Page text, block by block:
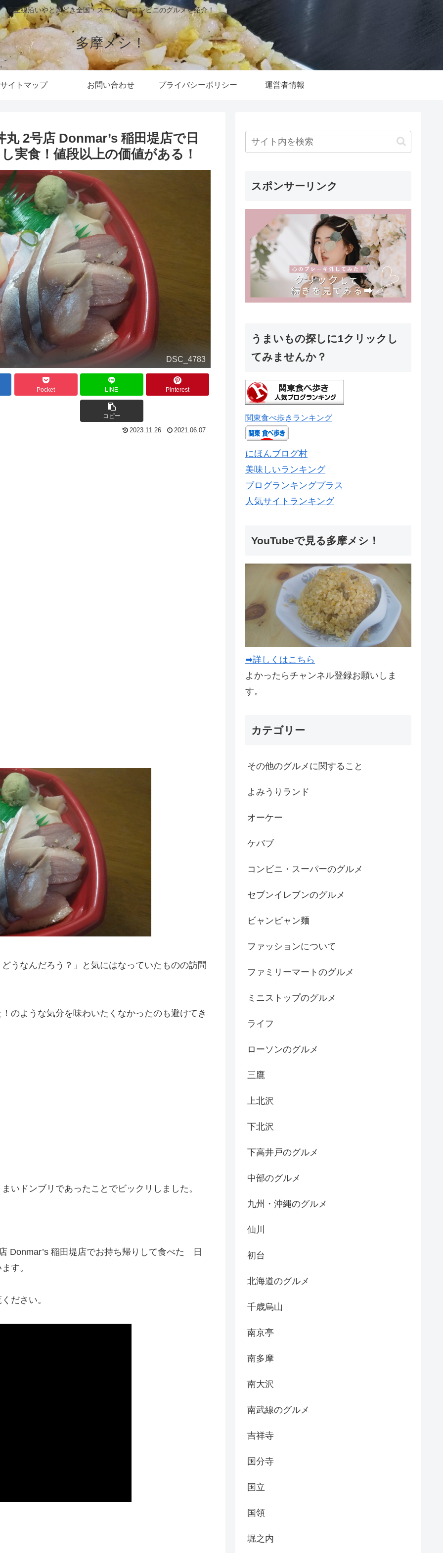
京王線沿いやときどき全国・スーパーやコンビニのグルメを紹介！
多摩メシ！
サイトマップ お問い合わせ プライバシーポリシー 運営者情報
2号店 Donmar’s 稲田堤店で日
実食！値段以上の価値がある！
DSC_4783
Pocket LINE Pinterest
コピー
2023.11.26 2021.06.07
うなんだろう？」と気にはなっていたものの訪問
のような気分を味わいたくなかったのも避けてき
いドンブリであったことでビックリしました。
Donmar’s 稲田堤店でお持ち帰りして食べた 日
す。
ださい。
スポンサーリンク
うまいもの探しに1クリックし
てみませんか？
関東食べ歩きランキング
にほんブログ村
美味しいランキング
ブログランキングプラス
人気サイトランキング
YouTubeで見る多摩メシ！
➡詳しくはこちら
よかったらチャンネル登録お願いしま
す。
カテゴリー
その他のグルメに関すること
よみうりランド
オーケー
ケバブ
コンビニ・スーパーのグルメ
セブンイレブンのグルメ
ビャンビャン麺
ファッションについて
ファミリーマートのグルメ
ミニストップのグルメ
ライフ
ローソンのグルメ
三鷹
上北沢
下北沢
下高井戸のグルメ
中部のグルメ
九州・沖縄のグルメ
仙川
初台
北海道のグルメ
千歳烏山
南京亭
南多摩
南大沢
南武線のグルメ
吉祥寺
国分寺
国立
国領
堀之内